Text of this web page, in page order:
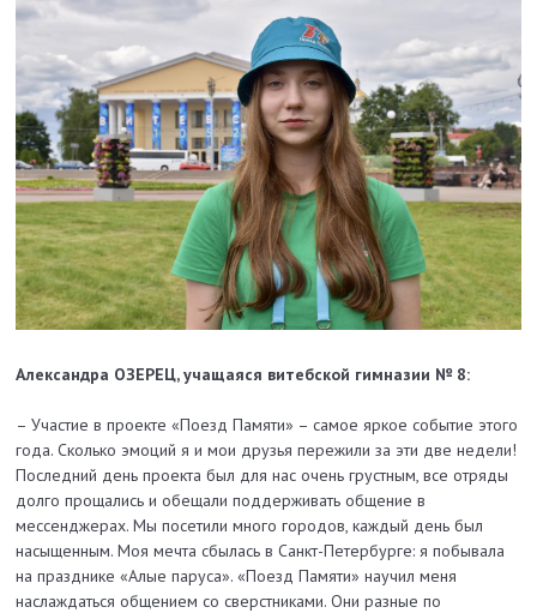
Александра ОЗЕРЕЦ, учащаяся витебской гимназии № 8:
– Участие в проекте «Поезд Памяти» – самое яркое событие этого
года. Сколько эмоций я и мои друзья пережили за эти две недели!
Последний день проекта был для нас очень грустным, все отряды
долго прощались и обещали поддерживать общение в
мессенджерах. Мы посетили много городов, каждый день был
насыщенным. Моя мечта сбылась в Санкт-Петербурге: я побывала
на празднике «Алые паруса». «Поезд Памяти» научил меня
наслаждаться общением со сверстниками. Они разные по